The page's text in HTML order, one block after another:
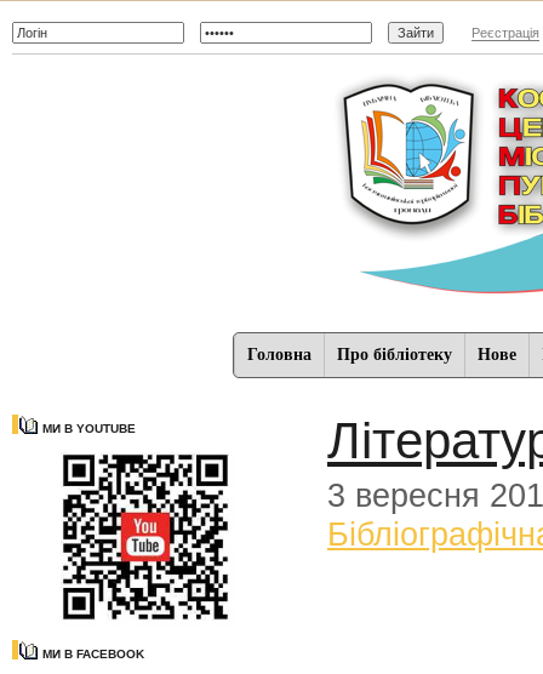
Реєстрація
Головна Про бібліотеку Нове
МИ В YOUTUBE
МИ В FACEBOOK
3 вересня